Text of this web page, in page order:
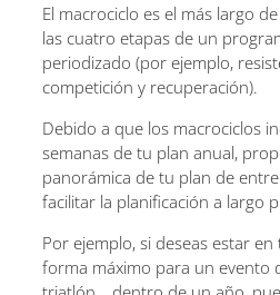
El macrociclo es el más largo
las cuatro etapas de un
periodizado (por ejemplo,
competición y recuperación).
Debido a que los macrociclos
semanas de tu plan anual,
panorámica de tu plan de
facilitar la planificación a largo
Por ejemplo, si deseas estar
forma máximo para un evento